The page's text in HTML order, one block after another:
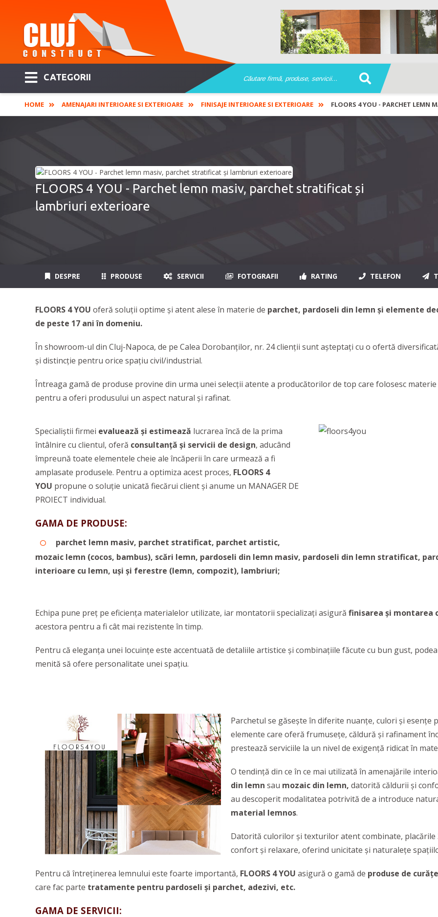
CATEGORII
HOME AMENAJARI INTERIOARE SI EXTERIOARE FINISAJE INTERIOARE SI EXTERIOARE FLOORS 4 YOU - PARCHET LEMN
FLOORS 4 YOU - Parchet lemn masiv, parchet stratificat și
lambriuri exterioare
DESPRE PRODUSE SERVICII FOTOGRAFII RATING TELEFON
FLOORS 4 YOU oferă soluții optime și atent alese în materie de parchet, pardoseli din lemn şi elemente
de peste 17 ani în domeniu.
În showroom-ul din Cluj-Napoca, de pe Calea Dorobanților, nr. 24 clienții sunt așteptați cu o ofertă
și distincție pentru orice spațiu civil/industrial.
Întreaga gamă de produse provine din urma unei selecții atente a producătorilor de top care folosesc
pentru a oferi produsului un aspect natural şi rafinat.
Specialiștii firmei evaluează și estimează lucrarea încă de la prima
întâlnire cu clientul, oferă consultanță și servicii de design, aducând
împreună toate elementele cheie ale încăperii în care urmează a fi
amplasate produsele. Pentru a optimiza acest proces, FLOORS 4
YOU propune o soluţie unicată fiecărui client şi anume un MANAGER DE
PROIECT individual.
GAMA DE PRODUSE:
parchet lemn masiv, parchet stratificat, parchet artistic,
mozaic lemn (cocos, bambus), scări lemn, pardoseli din lemn masiv, pardoseli din lemn stratificat,
interioare cu lemn, uşi şi ferestre (lemn, compozit), lambriuri;
Echipa pune preț pe eficiența materialelor utilizate, iar montatorii specializați asigură finisarea și montarea
acestora pentru a fi cât mai rezistente în timp.
Pentru că eleganța unei locuințe este accentuată de detaliile artistice și combinațiile făcute cu bun gust,
menită să ofere personalitate unei spaţiu.
Parchetul se găsește în diferite nuanțe, culori și esențe
elemente care oferă frumusețe, căldură și rafinament
prestează serviciile la un nivel de exigență ridicat în
O tendință din ce în ce mai utilizată în amenajările
din lemn sau mozaic din lemn, datorită căldurii și
au descoperit modalitatea potrivită de a introduce
material lemnos.
Datorită culorilor și texturilor atent combinate,
confort și relaxare, oferind unicitate și naturalețe
Pentru că întreținerea lemnului este foarte importantă, FLOORS 4 YOU asigură o gamă de produse de
care fac parte tratamente pentru pardoseli și parchet, adezivi, etc.
GAMA DE SERVICII: